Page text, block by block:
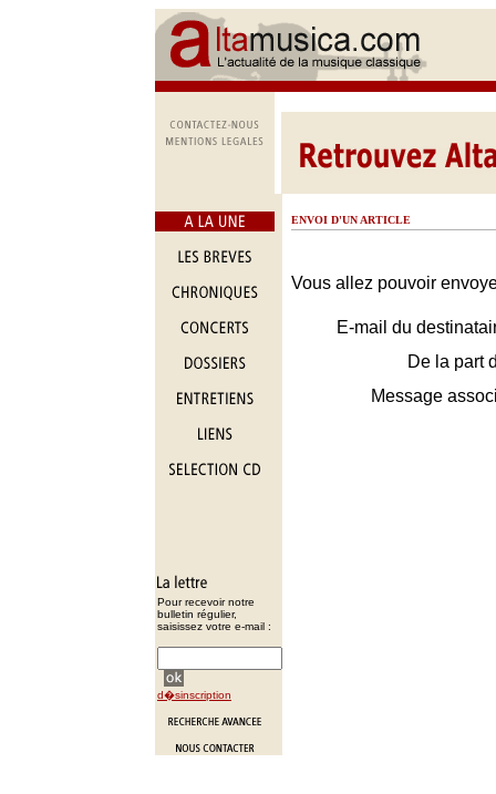
Pour recevoir notre
bulletin régulier,
saisissez votre e-mail :
d�sinscription
ENVOI D'UN ARTICLE
Vous allez pouvoir
E-mail du
De la part
Message